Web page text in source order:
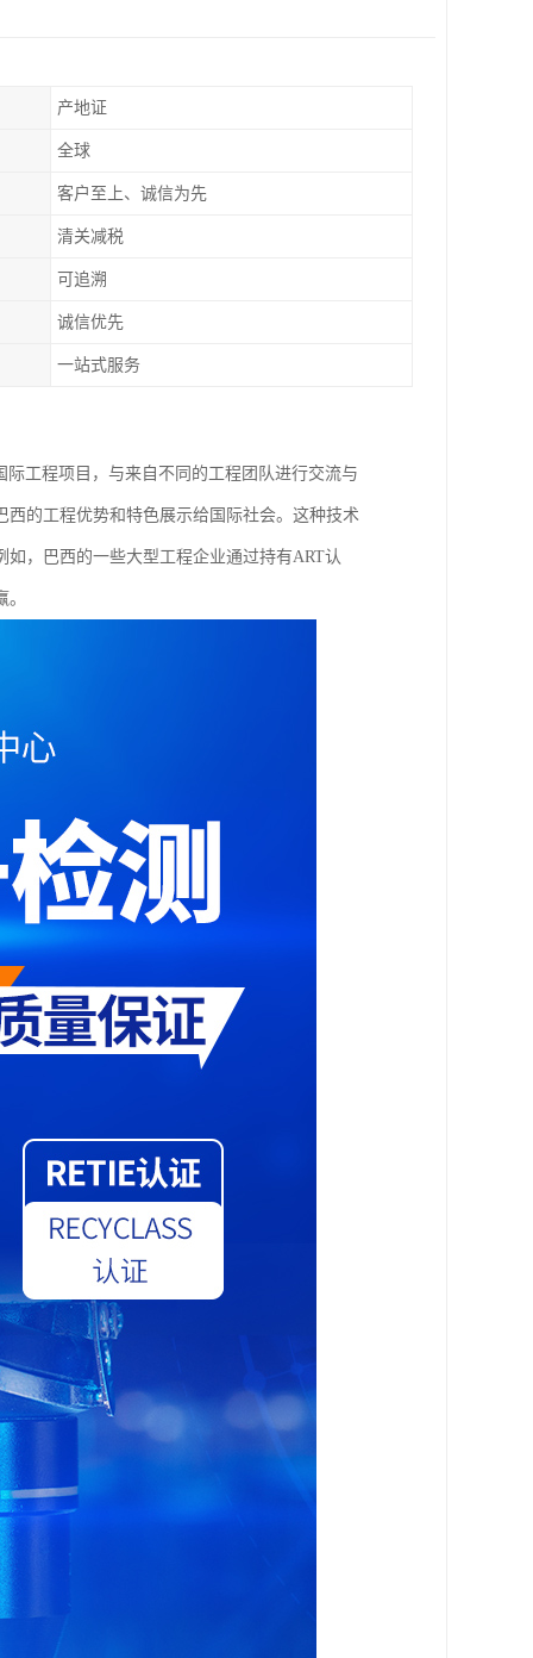
产地证
全球
客户至上、诚信为先
清关减税
可追溯
诚信优先
一站式服务
工程项目，与来自不同的工程团队进行交流与
的工程优势和特色展示给国际社会。这种技术
，巴西的一些大型工程企业通过持有ART认